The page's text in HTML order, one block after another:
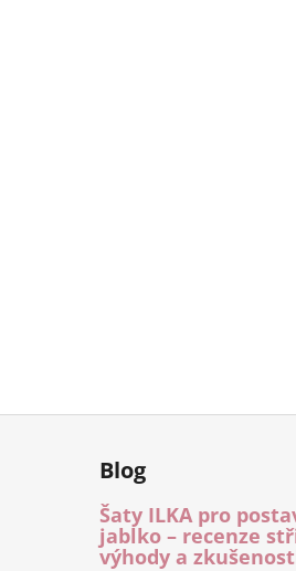
Blog
Šaty ILKA pro
jablko – recenze
výhody a